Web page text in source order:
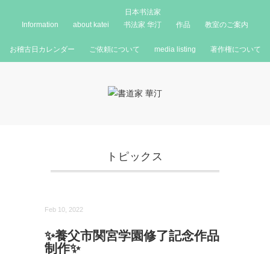
Information about katei
日本书法家
书法家 华汀
作品 教室のご案内
お稽古日カレンダー ご依頼について media listing 著作権について
トピックス
Feb 10, 2022
✨養父市関宮学園修了記念作品
制作✨